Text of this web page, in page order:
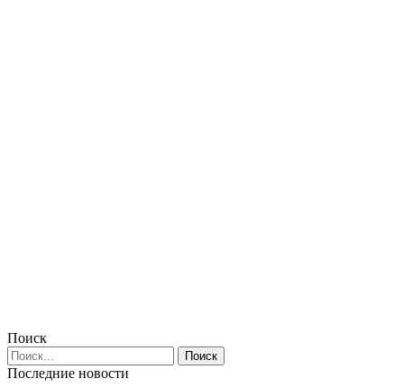
Поиск
Последние новости